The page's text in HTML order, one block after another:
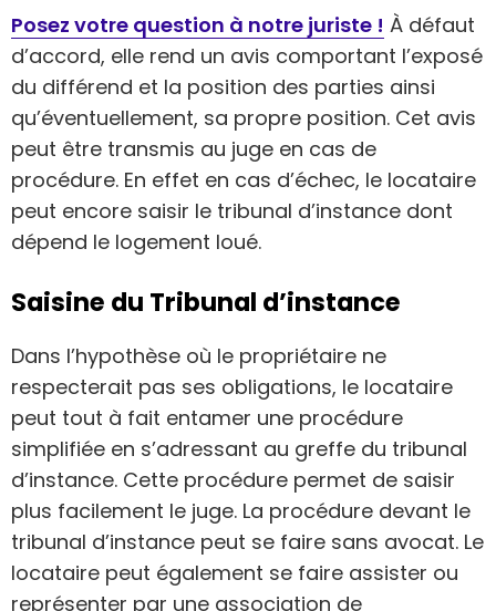
Posez votre question à notre juriste ! À défaut
d’accord, elle rend un avis comportant l’exposé
du différend et la position des parties ainsi
qu’éventuellement, sa propre position. Cet avis
peut être transmis au juge en cas de
procédure. En effet en cas d’échec, le locataire
peut encore saisir le tribunal d’instance dont
dépend le logement loué.
Saisine du Tribunal d’instance
Dans l’hypothèse où le propriétaire ne
respecterait pas ses obligations, le locataire
peut tout à fait entamer une procédure
simplifiée en s’adressant au greffe du tribunal
d’instance. Cette procédure permet de saisir
plus facilement le juge. La procédure devant le
tribunal d’instance peut se faire sans avocat. Le
locataire peut également se faire assister ou
représenter par une association de